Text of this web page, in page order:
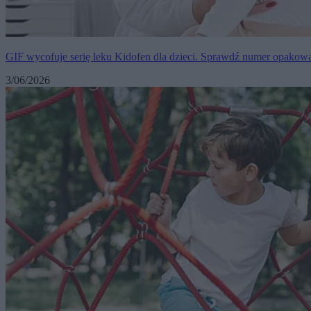
GIF wycofuje serię leku Kidofen dla dzieci. Sprawdź numer
3/06/2026